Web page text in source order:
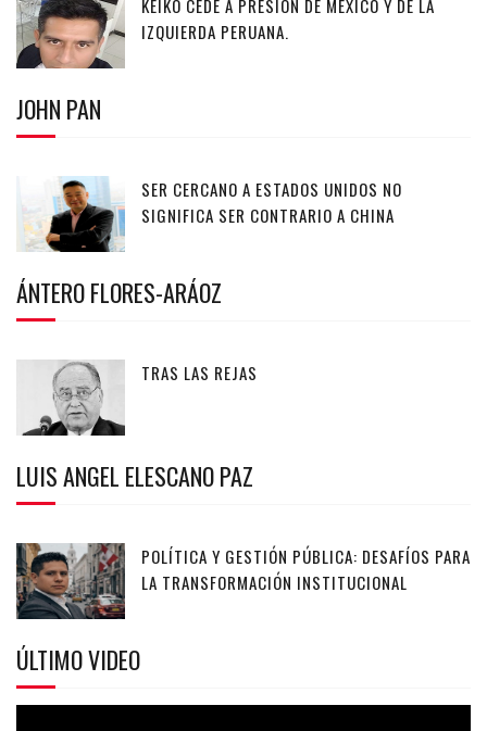
KEIKO CEDE A PRESIÓN DE MÉXICO Y DE LA
IZQUIERDA PERUANA.
JOHN PAN
SER CERCANO A ESTADOS UNIDOS NO
SIGNIFICA SER CONTRARIO A CHINA
ÁNTERO FLORES-ARÁOZ
TRAS LAS REJAS
LUIS ANGEL ELESCANO PAZ
POLÍTICA Y GESTIÓN PÚBLICA: DESAFÍOS PARA
LA TRANSFORMACIÓN INSTITUCIONAL
ÚLTIMO VIDEO